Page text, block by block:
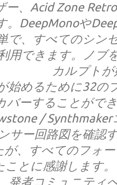
ー、Acid Zone
。DeepMonoや
で、すべてのシン
用できます。ノブ
カルプト
始めるために32の
バーすることがで
/
サー回路図を確認
が、すべてのフォ
ことに感謝します
発者コミュニティ